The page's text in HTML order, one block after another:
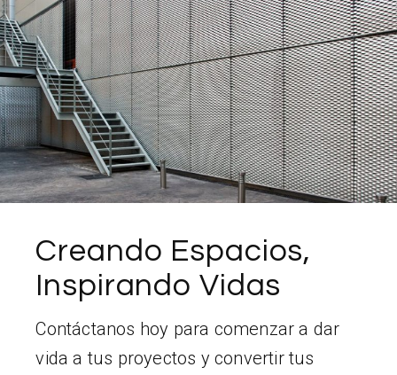
Creando Espacios,
Inspirando Vidas
Contáctanos hoy para comenzar a dar
vida a tus proyectos y convertir tus